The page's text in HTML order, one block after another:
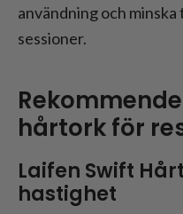
användning och
sessioner.
hårtork för
Laifen Swift
hastighet